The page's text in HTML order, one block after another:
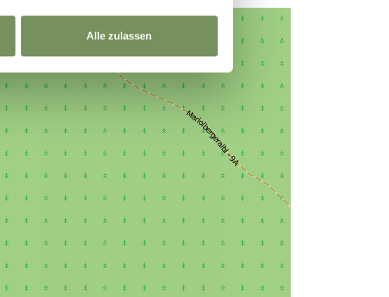
Alle zulassen